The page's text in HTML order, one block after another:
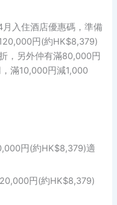
入住酒店優惠碼，準備
円(約HK$8,379)
，另外仲有滿80,000円
滿10,000円減1,000
円(約HK$8,379)適
円(約HK$8,379)